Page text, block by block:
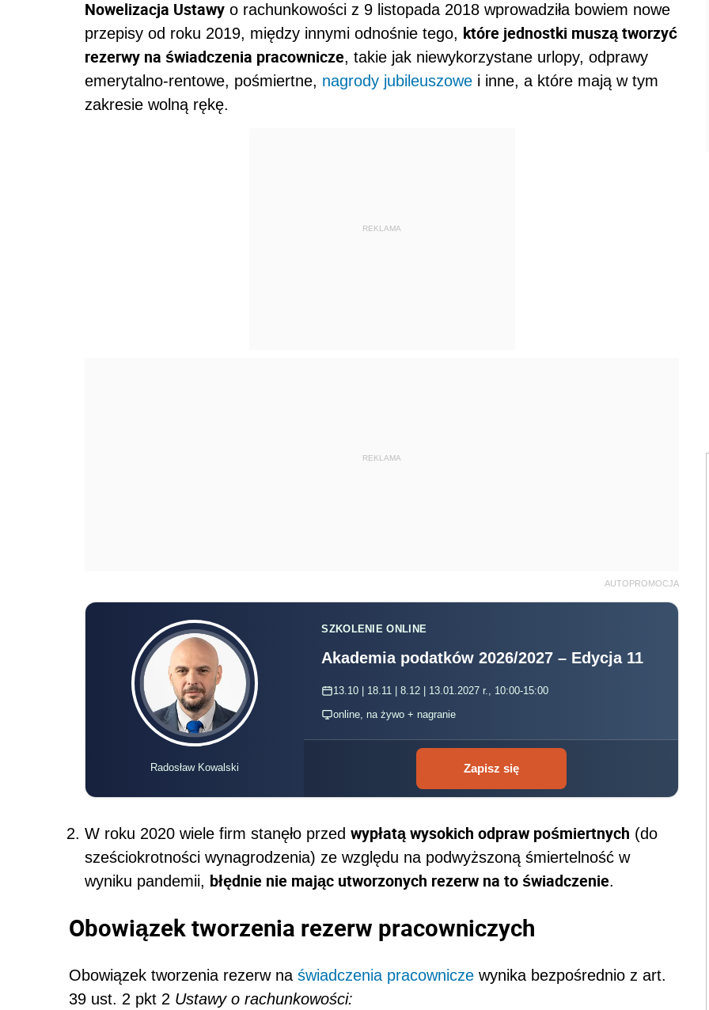
Nowelizacja Ustawy o rachunkowości z 9 listopada 2018 wprowadziła bowiem nowe
przepisy od roku 2019, między innymi odnośnie tego, które jednostki muszą tworzyć
rezerwy na świadczenia pracownicze, takie jak niewykorzystane urlopy, odprawy
emerytalno-rentowe, pośmiertne, nagrody jubileuszowe i inne, a które mają w tym
zakresie wolną rękę.
REKLAMA
REKLAMA
AUTOPROMOCJA
Radosław Kowalski
SZKOLENIE ONLINE
Akademia podatków 2026/2027 – Edycja 11
13.10 | 18.11 | 8.12 | 13.01.2027 r., 10:00-15:00
online, na żywo + nagranie
Zapisz się
W roku 2020 wiele firm stanęło przed wypłatą wysokich odpraw pośmiertnych (do
sześciokrotności wynagrodzenia) ze względu na podwyższoną śmiertelność w
wyniku pandemii, błędnie nie mając utworzonych rezerw na to świadczenie.
Obowiązek tworzenia rezerw pracowniczych
Obowiązek tworzenia rezerw na świadczenia pracownicze wynika bezpośrednio z art.
39 ust. 2 pkt 2 Ustawy o rachunkowości: